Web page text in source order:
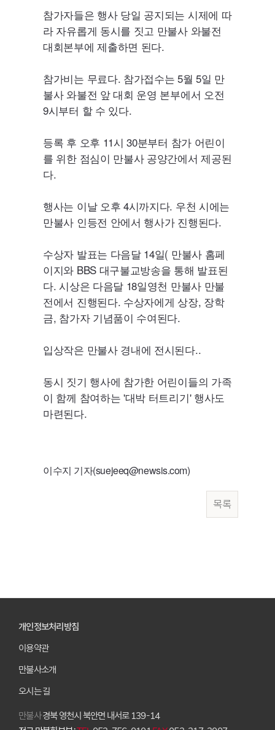
참가자들은 행사 당일 공지되는 시제에 따
라 자유롭게 동시를 짓고 만불사 와불전
대회본부에 제출하면 된다.
참가비는 무료다. 참가접수는 5월 5일 만
불사 와불전 앞 대회 운영 본부에서 오전
9시부터 할 수 있다.
등록 후 오후 11시 30분부터 참가 어린이
를 위한 점심이 만불사 공양간에서 제공된
다.
행사는 이날 오후 4시까지다. 우천 시에는
만불사 인등전 안에서 행사가 진행된다.
수상자 발표는 다음달 14일( 만불사 홈페
이지와 BBS대구불교방송을 통해 발표된
다. 시상은 다음달 18일영천 만불사 만불
전에서 진행된다. 수상자에게 상장, 장학
금, 참가자 기념품이 수여된다.
입상작은 만불사 경내에 전시된다..
동시 짓기 행사에 참가한 어린이들의 가족
이 함께 참여하는 '대박 터트리기' 행사도
마련된다.
이수지 기자(suejeeq@newsis.com)
목록
개인정보처리방침
이용약관
만불사소개
오시는 길
만불사경북 영천시 북안면 내서로 139-14